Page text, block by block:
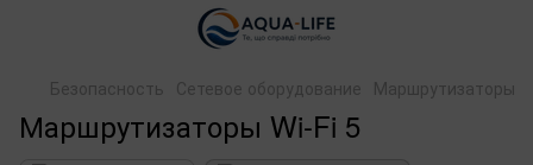
Безопасность Сетевое оборудование Маршрутизаторы
Маршрутизаторы Wi-Fi 5